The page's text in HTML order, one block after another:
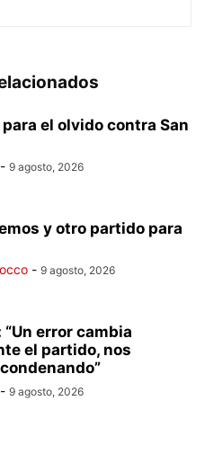
el olvido contra San
- 9 agosto, 2026
y otro partido para
- 9 agosto, 2026
“Un error cambia
el partido, nos
- 9 agosto, 2026